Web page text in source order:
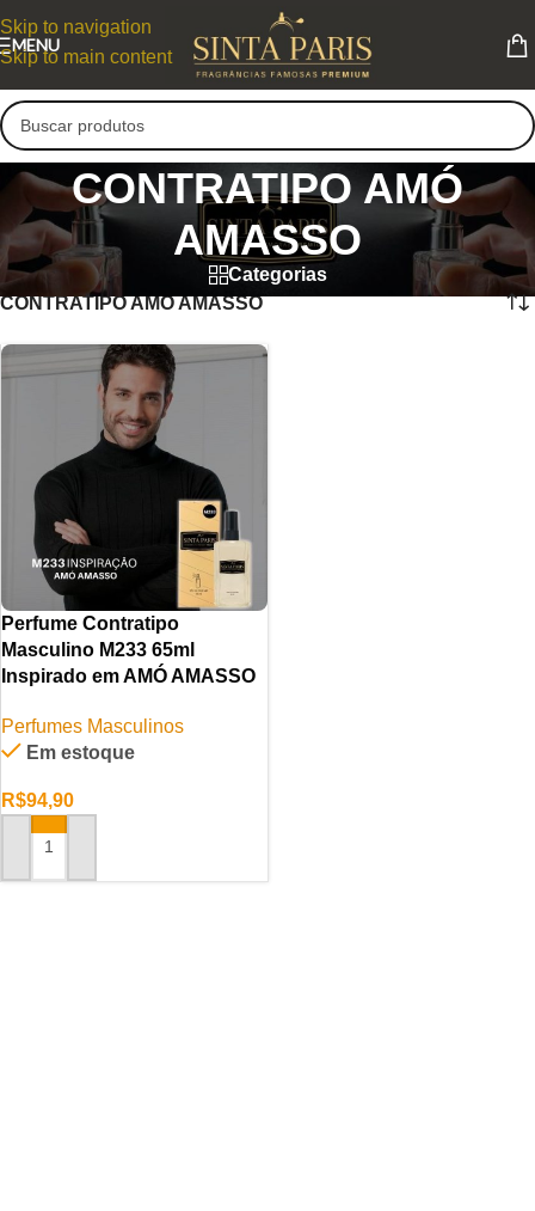
Skip to navigation
Skip to main content
MENU
CONTRATIPO AMÓ
AMASSO
Categorias
CONTRATIPO AMÓ AMASSO
Perfume Contratipo
Masculino M233 65ml
Inspirado em AMÓ AMASSO
Perfumes Masculinos
Em estoque
R$94,90
ADICIONAR AO CARRINHO